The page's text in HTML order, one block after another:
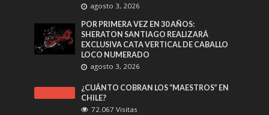
agosto 3, 2026
POR PRIMERA VEZ EN 30 AÑOS:
SHERATON SANTIAGO REALIZARÁ
EXCLUSIVA CATA VERTICAL DE CABALLO
LOCO NUMERADO
agosto 3, 2026
¿CUÁNTO COBRAN LOS “MAESTROS” EN
CHILE?
72.067 Visitas